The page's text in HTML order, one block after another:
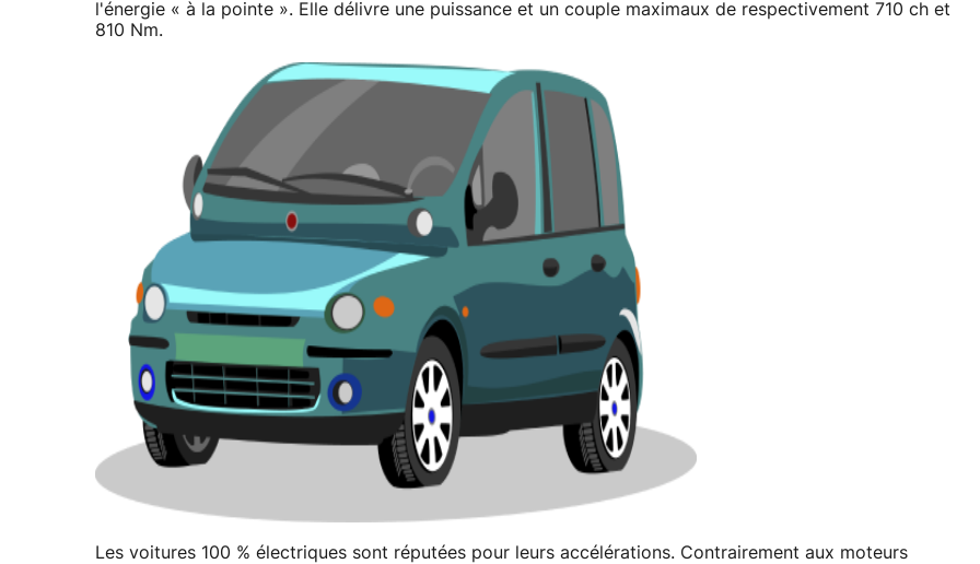
l'énergie « à la pointe ». Elle délivre une puissance et un couple maximaux de respectivement 710 ch et
810 Nm.
Les voitures 100 % électriques sont réputées pour leurs accélérations. Contrairement aux moteurs